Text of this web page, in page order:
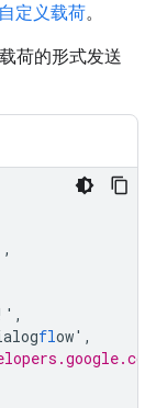
自定义载荷。
荷的形式发送
,
,
flow' ,